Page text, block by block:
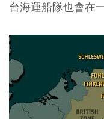
台海運船隊也會在